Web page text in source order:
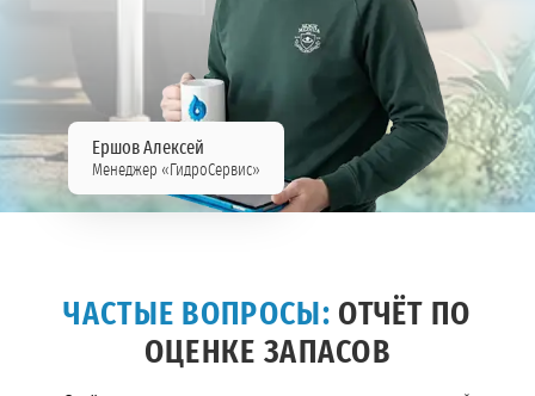
Ершов Алексей
Менеджер «ГидроСервис»
ЧАСТЫЕ ВОПРОСЫ: ОТЧЁТ ПО
ОЦЕНКЕ ЗАПАСОВ